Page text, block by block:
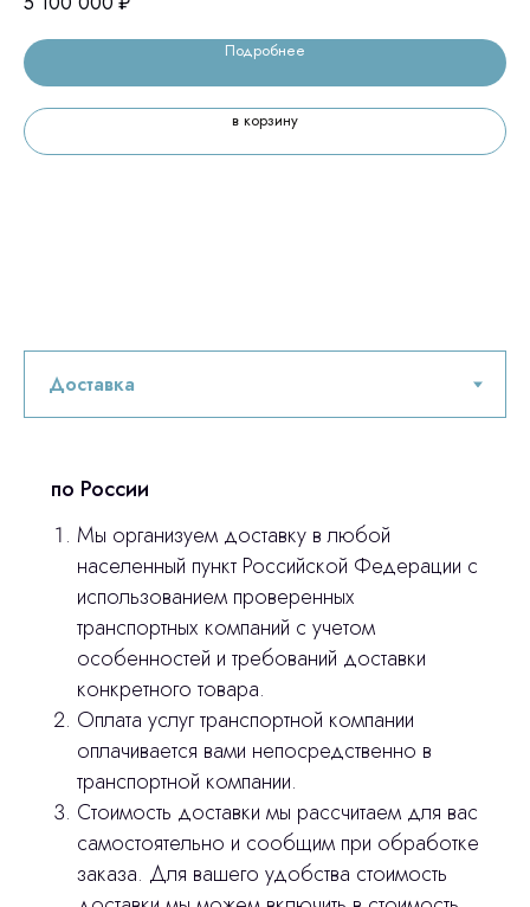
Подробнее
в корзину
по России
Мы организуем доставку в любой
населенный пункт Российской Федерации с
использованием проверенных
транспортных компаний с учетом
особенностей и требований доставки
конкретного товара.
Оплата услуг транспортной компании
оплачивается вами непосредственно в
транспортной компании.
Стоимость доставки мы рассчитаем для вас
самостоятельно и сообщим при обработке
заказа. Для вашего удобства стоимость
Остались вопросы
оставьте контакты, мы свяжемся и
ответим на все вопросы
© 2024 ЛС Дентал Групп
Главная